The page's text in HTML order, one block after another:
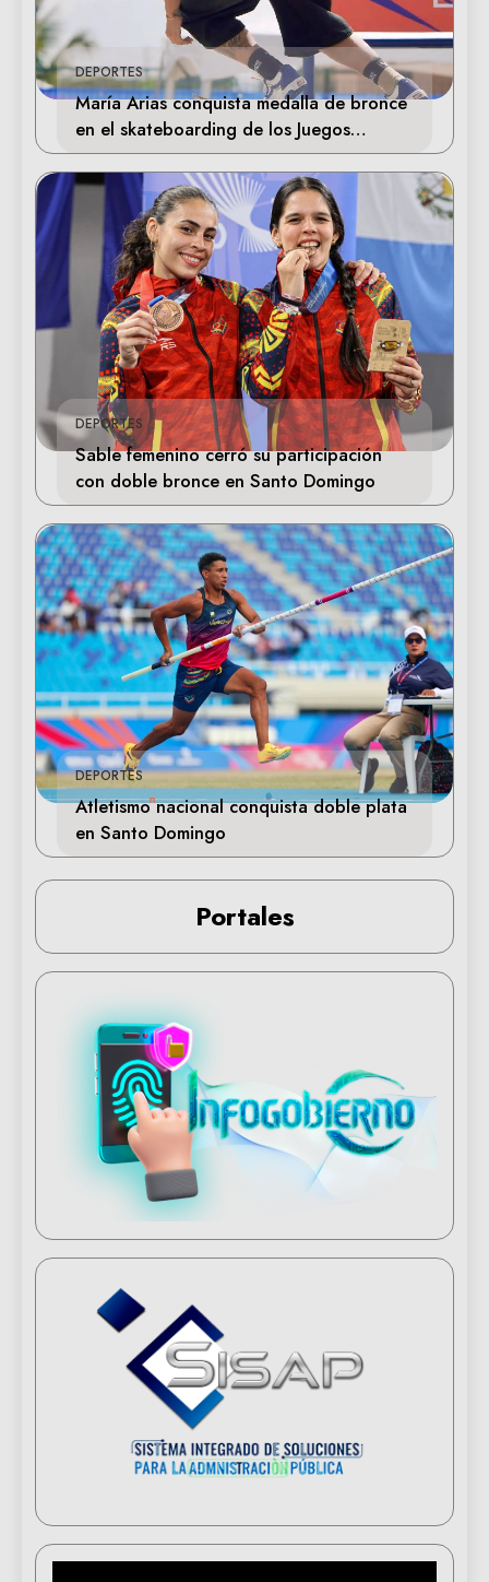
DEPORTES
María Arias conquista medalla de bronce
en el skateboarding de los Juegos
Centroamericanos
DEPORTES
Sable femenino cerró su participación
con doble bronce en Santo Domingo
DEPORTES
Atletismo nacional conquista doble plata
en Santo Domingo
Portales